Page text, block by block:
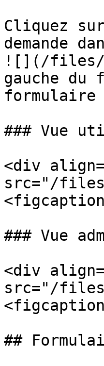
Cliquez
demande
![](/files/
gauche du
formulaire
### Vue
<div
src="/files/
### Vue
<div
src="/files/
##